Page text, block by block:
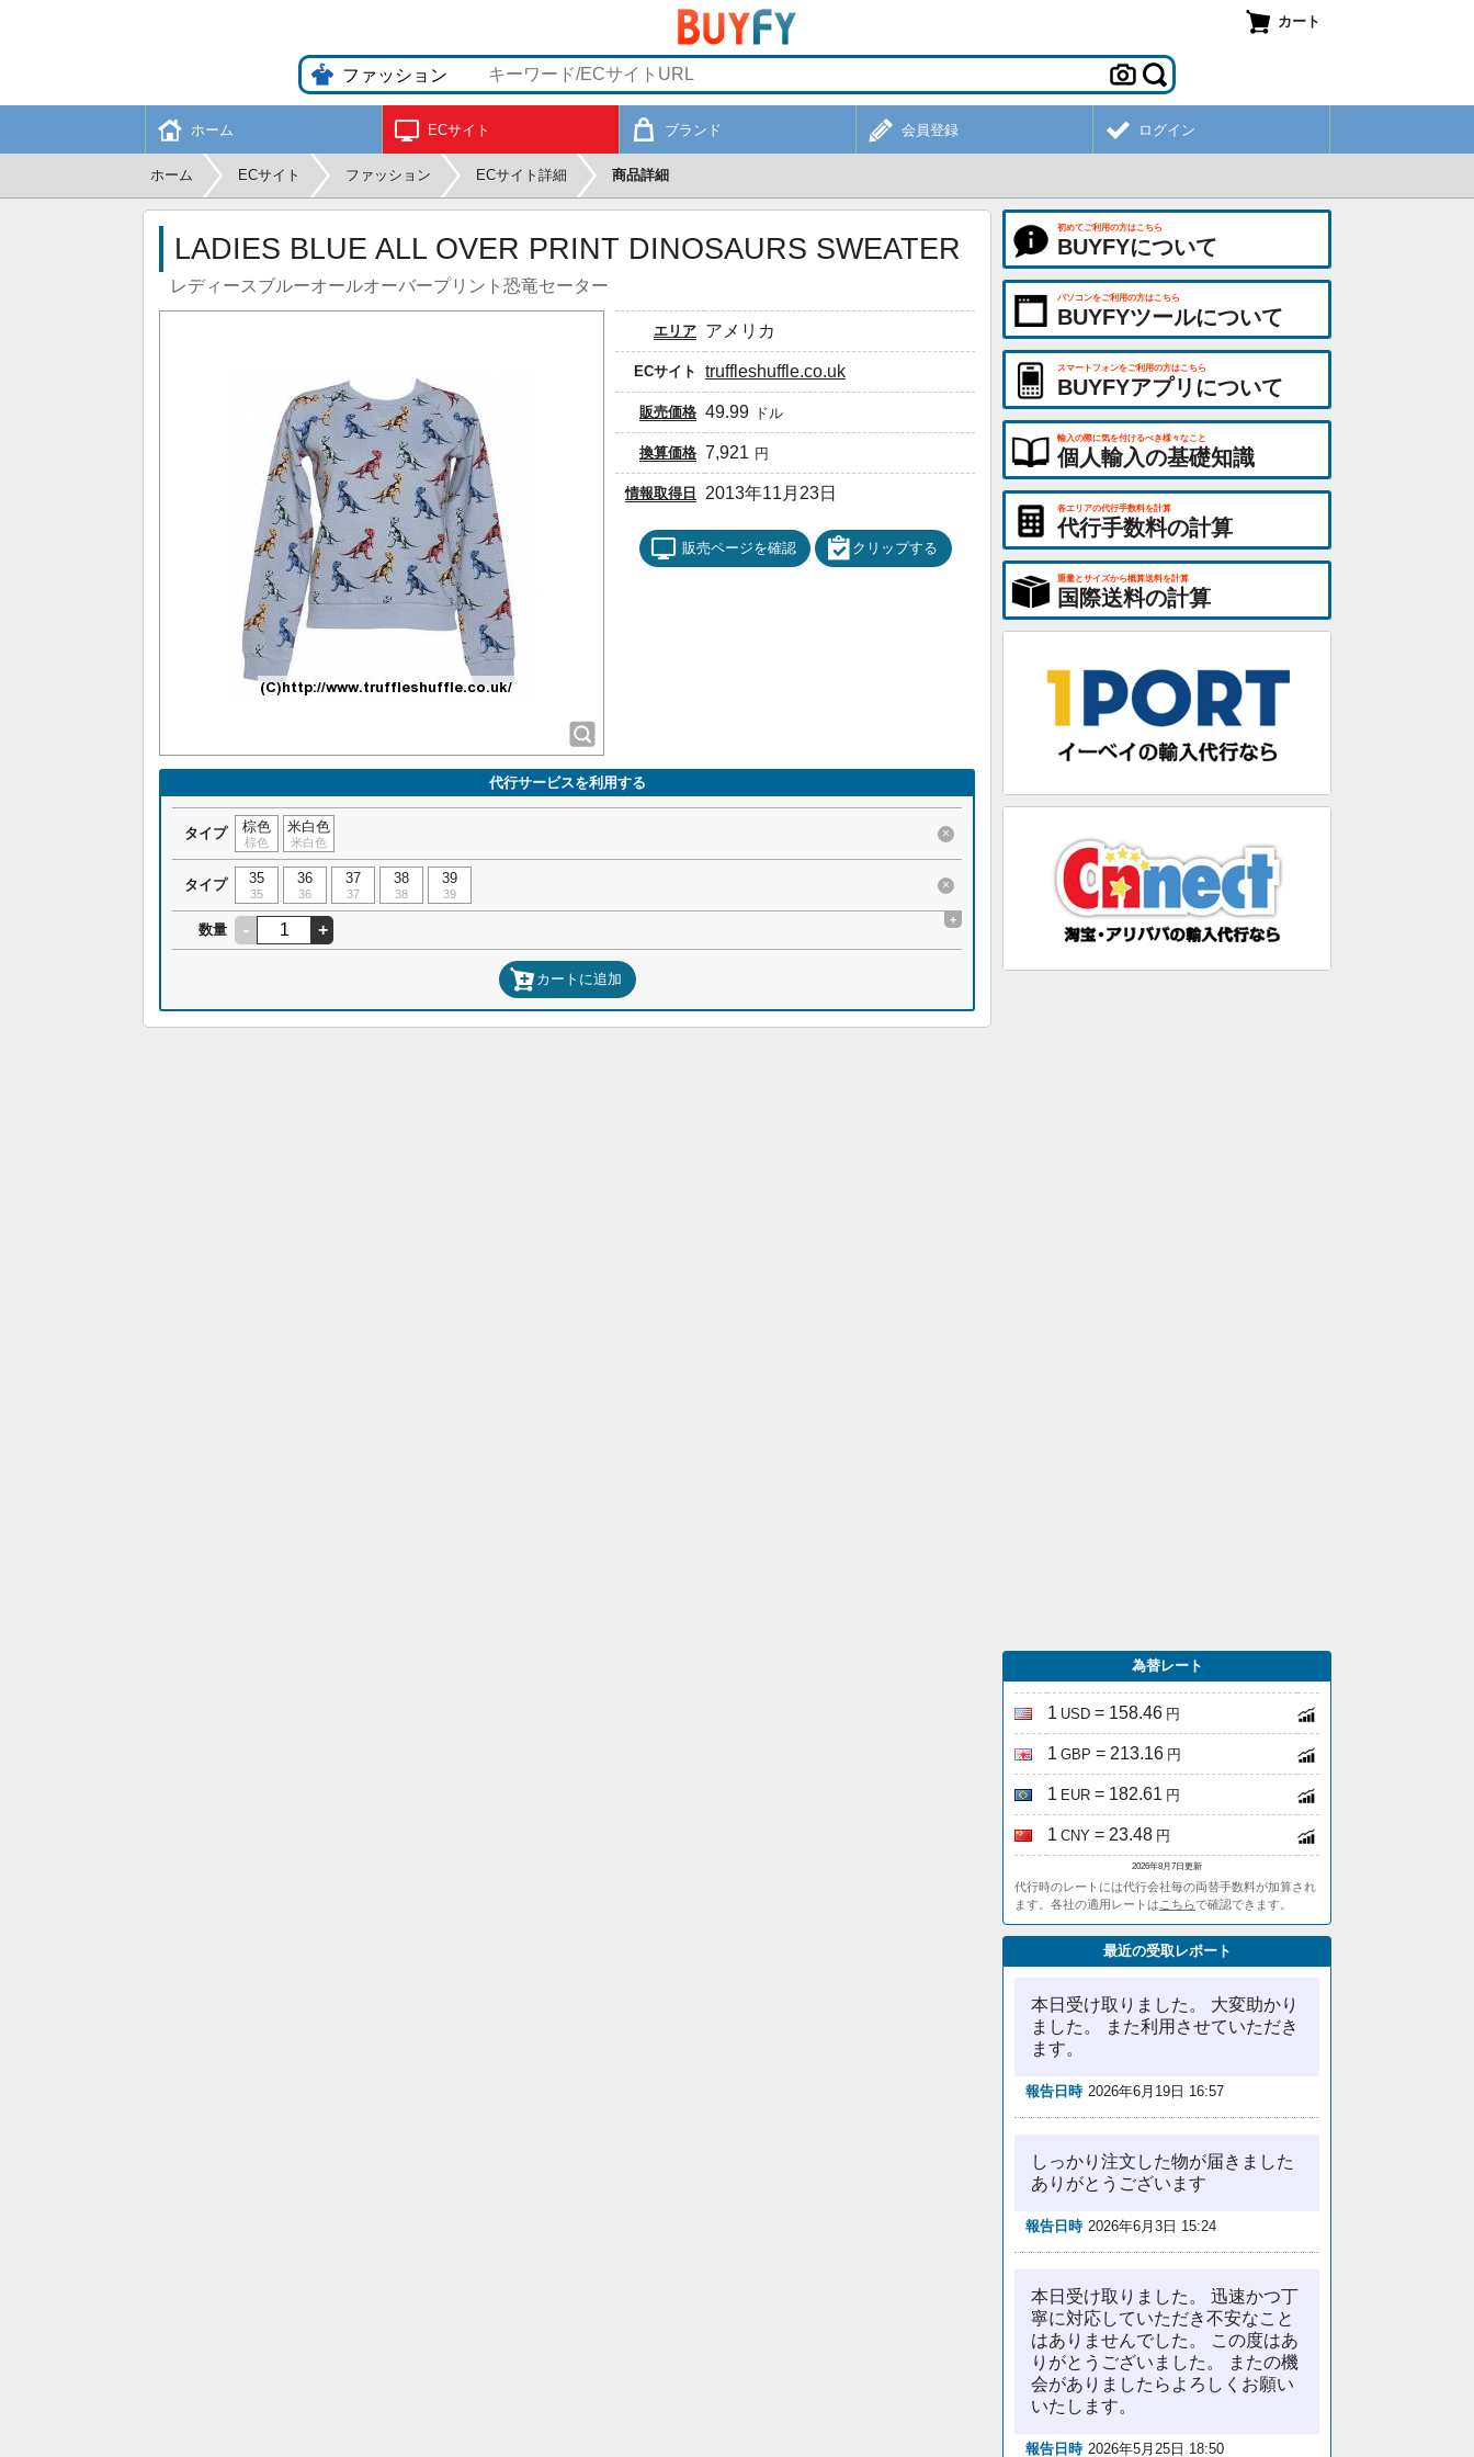
カート
ホーム ECサイト ブランド 会員登録 ログイン
ホーム ECサイト ファッション ECサイト詳細 商品詳細
LADIES BLUE ALL OVER PRINT DINOSAURS SWEATER
レディースブルーオールオーバープリント恐竜セーター
エリア アメリカ
ECサイト truffleshuffle.co.uk
販売価格 49.99 ドル
換算価格 7,921 円
情報取得日 2013年11月23日
販売ページを確認 クリップする
代行サービスを利用する
タイプ 棕色
棕色
米白色
米白色
×
タイプ 35
35
36
36
37
37
38
38
39
39
×
数量 - +
+
カートに追加
初めてご利用の方はこちら
BUYFYについて
パソコンをご利用の方はこちら
BUYFYツールについて
スマートフォンをご利用の方はこちら
BUYFYアプリについて
輸入の際に気を付けるべき様々なこと
個人輸入の基礎知識
各エリアの代行手数料を計算
代行手数料の計算
重量とサイズから概算送料を計算
国際送料の計算
為替レート
1 USD = 158.46 円
1 GBP = 213.16 円
1 EUR = 182.61 円
1 CNY = 23.48 円
2026年8月7日更新
代行時のレートには代行会社毎の両替手数料が加算され
ます。各社の適用レートは こちらで確認できます。
最近の受取レポート
本日受け取りました。 大変助かり
ました。 また利用させていただき
ます。
報告日時 2026年6月19日 16:57
しっかり注文した物が届きました
ありがとうございます
報告日時 2026年6月3日 15:24
本日受け取りました。 迅速かつ丁
寧に対応していただき不安なこと
はありませんでした。 この度はあ
りがとうございました。 またの機
会がありましたらよろしくお願い
いたします。
報告日時 2026年5月25日 18:50